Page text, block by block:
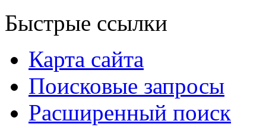
Быстрые ссылки
Карта сайта
Поисковые запросы
Расширенный поиск